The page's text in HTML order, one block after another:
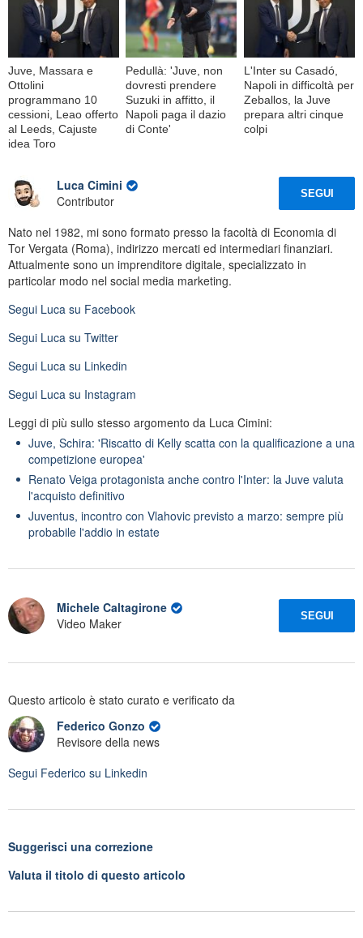
Juve, Massara e
Ottolini
programmano 10
cessioni, Leao offerto
al Leeds, Cajuste
idea Toro
Pedullà: 'Juve, non
dovresti prendere
Suzuki in affitto, il
Napoli paga il dazio
di Conte'
L'Inter su Casadó,
Napoli in difficoltà per
Zeballos, la Juve
prepara altri cinque
colpi
Luca Cimini
Contributor
SEGUI
Nato nel 1982, mi sono formato presso la facoltà di Economia di
Tor Vergata (Roma), indirizzo mercati ed intermediari finanziari.
Attualmente sono un imprenditore digitale, specializzato in
particolar modo nel social media marketing.
Segui Luca su Facebook
Segui Luca su Twitter
Segui Luca su Linkedin
Segui Luca su Instagram
Leggi di più sullo stesso argomento da Luca Cimini:
Juve, Schira: 'Riscatto di Kelly scatta con la qualificazione a una
competizione europea'
Renato Veiga protagonista anche contro l'Inter: la Juve valuta
l'acquisto definitivo
Juventus, incontro con Vlahovic previsto a marzo: sempre più
probabile l'addio in estate
Michele Caltagirone
Video Maker
SEGUI
Questo articolo è stato curato e verificato da
Federico Gonzo
Revisore della news
Segui Federico su Linkedin
Suggerisci una correzione
Valuta il titolo di questo articolo